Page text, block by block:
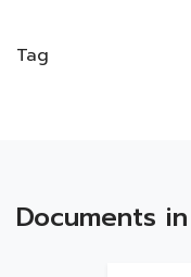
Tag
Documents